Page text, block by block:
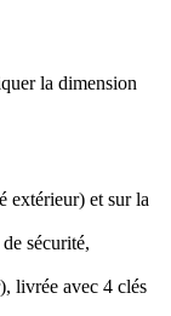
la dimension
extérieur) et sur la
sécurité,
livrée avec 4 clés